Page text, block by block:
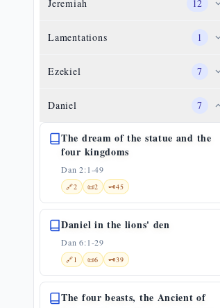
Jeremiah 12
Lamentations 1
Ezekiel 7
Daniel 7
The dream of the statue and the
four kingdoms
Dan 2:1-49
🔗2 📜2 🗝️45
Daniel in the lions' den
Dan 6:1-29
🔗1 📜6 🗝️39
The four beasts, the Ancient of